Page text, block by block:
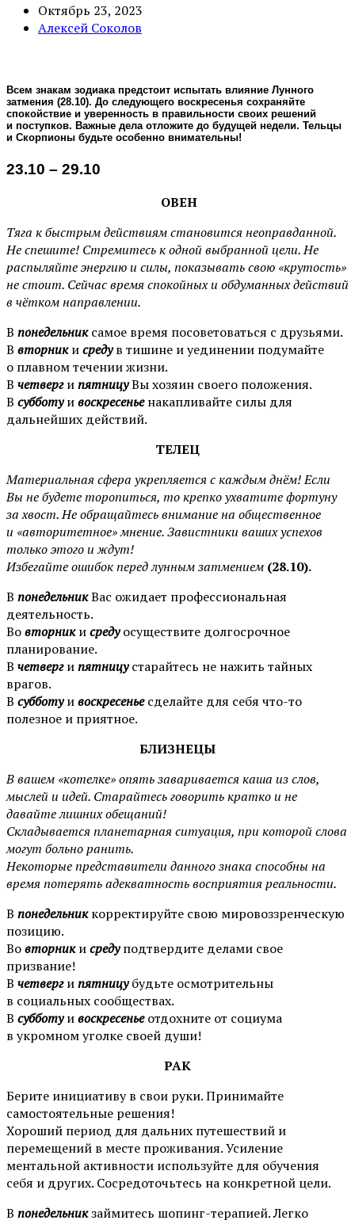
Октябрь 23, 2023
Алексей Соколов
Всем знакам зодиака предстоит испытать влияние Лунного
затмения (28.10). До следующего воскресенья сохраняйте
спокойствие и уверенность в правильности своих решений
и поступков. Важные дела отложите до будущей недели. Тельцы
и Скорпионы будьте особенно внимательны!
23.10 – 29.10
ОВЕН
Тяга к быстрым действиям становится неоправданной.
Не спешите! Стремитесь к одной выбранной цели. Не
распыляйте энергию и силы, показывать свою «крутость»
не стоит. Сейчас время спокойных и обдуманных действий
в чётком направлении.
В понедельниксамое время посоветоваться с друзьями.
В вторникисредув тишине и уединении подумайте
о плавном течении жизни.
В четверг ипятницуВы хозяин своего положения.
В субботуивоскресеньенакапливайте силы для
дальнейших действий.
ТЕЛЕЦ
Материальная сфера укрепляется с каждым днём! Если
Вы не будете торопиться, то крепко ухватите фортуну
за хвост. Не обращайтесь внимание на общественное
и «авторитетное» мнение. Завистники ваших успехов
только этого и ждут!
Избегайте ошибок перед лунным затмением (28.10).
В понедельникВас ожидает профессиональная
деятельность.
Вовторникисредуосуществите долгосрочное
планирование.
В четвергипятницустарайтесь не нажить тайных
врагов.
В субботуивоскресеньесделайте для себя что-то
полезное и приятное.
БЛИЗНЕЦЫ
В вашем «котелке» опять заваривается каша из слов,
мыслей и идей. Старайтесь говорить кратко и не
давайте лишних обещаний!
Складывается планетарная ситуация, при которой слова
могут больно ранить.
Некоторые представители данного знака способны на
время потерять адекватность восприятия реальности.
В понедельниккорректируйте свою мировоззренческую
позицию.
Вовторникисредуподтвердите делами свое
призвание!
В четвергипятницубудьте осмотрительны
в социальных сообществах.
В субботуивоскресеньеотдохните от социума
в укромном уголке своей души!
РАК
Берите инициативу в свои руки. Принимайте
самостоятельные решения!
Хороший период для дальних путешествий и
перемещений в месте проживания. Усиление
ментальной активности используйте для обучения
себя и других. Сосредоточьтесь на конкретной цели.
В понедельникзаймитесь шопинг-терапией. Легко